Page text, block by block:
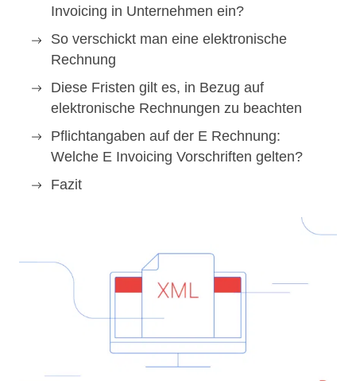
Invoicing in Unternehmen ein?
So verschickt man eine elektronische
Rechnung
Diese Fristen gilt es, in Bezug auf
elektronische Rechnungen zu beachten
Pflichtangaben auf der E Rechnung:
Welche E Invoicing Vorschriften gelten?
Fazit